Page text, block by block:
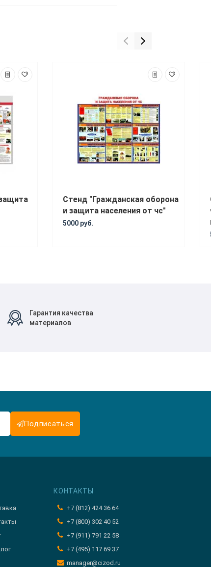
Стенд "Гражданская оборона
и защита населения от чс"
5000 руб.
Гарантия качества
материалов
Подписаться
КОНТАКТЫ
+7 (812) 424 36 64
+7 (800) 302 40 52
+7 (911) 791 22 58
+7 (495) 117 69 37
manager@cizod.ru